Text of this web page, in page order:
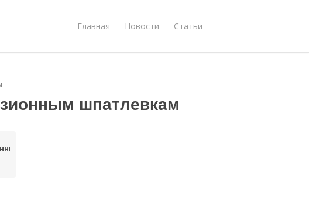
Главная Новости Статьи
шпатлевкам